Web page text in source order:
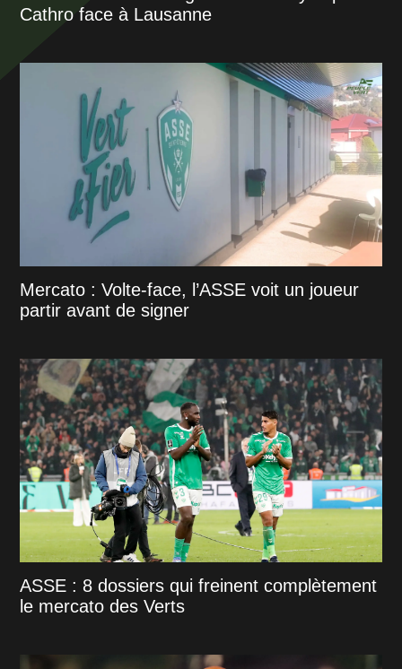
Cathro face à Lausanne
Mercato : Volte-face, l’ASSE voit un joueur
partir avant de signer
ASSE : 8 dossiers qui freinent complètement
le mercato des Verts